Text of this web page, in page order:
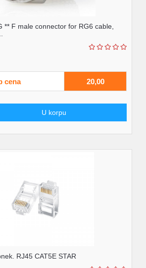
** F male connector for RG6 cable,
cena 20,00
U korpu
RJ45 CAT5E STAR